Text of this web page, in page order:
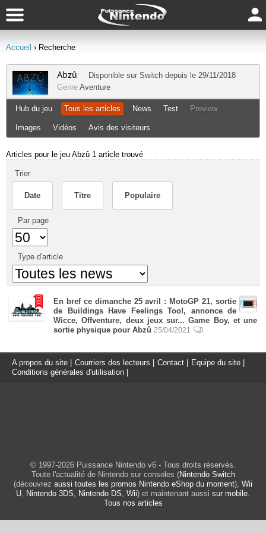
Accueil › Recherche
Abzû Disponible sur Switch depuis le 29/11/2018
Genre Aventure
Hub du jeu Tous les articles News Test Preview
Images Vidéos Avis des visiteurs
Articles pour le jeu Abzû 1 article trouvé
Trier
Date Titre Populaire
Par page
Type d'article
En bref ce dimanche 25 avril : MotoGP 21, sortie
de Buildings Have Feelings Too!, annonce de
Wicce, Offventure, deux jeux sur... Game Boy, et une
sortie physique pour Abzû 25/04/2021
A propos du site Courriers des lecteurs Contact Equipe du site
Conditions générales d'utilisation
© 1997-2026 Puissance Nintendo v6 - Tous droits réservés.
Toute l'actualité de Nintendo sur consoles (Nintendo Switch
(découvrez aussi toutes les promos Nintendo eShop du moment), Wii
U, Nintendo 3DS, Nintendo DS, Wii) et maintenant aussi sur mobile.
Tous nos articles